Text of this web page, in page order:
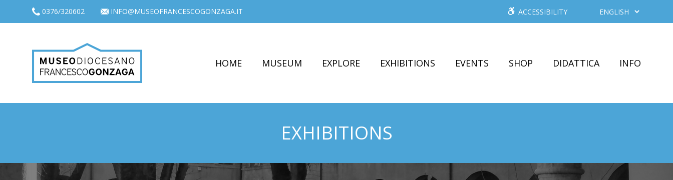
0376/320602 INFO@MUSEOFRANCESCOGONZAGA.IT ACCESSIBILITY
HOME MUSEUM EXPLORE EXHIBITIONS EVENTS SHOP DIDATTICA INFO
EXHIBITIONS